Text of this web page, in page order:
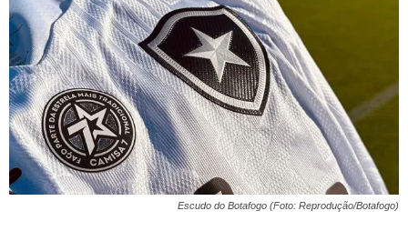
Escudo do Botafogo (Foto: Reprodução/Botafogo)